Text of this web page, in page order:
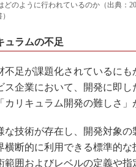
のように行われているのか（出典：
ュラムの不足
足が課題化されているにも
ス企業において、開発に即
リキュラム開発の難しさ」
技術が存在し、開発対象の
横断的に利用できる標準的
範囲およびレベルの定義や